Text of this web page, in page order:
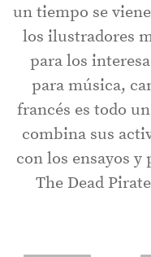
un tiempo se
los ilustradores
para los
para música,
francés es todo
combina sus
con los ensayos y
The Dead